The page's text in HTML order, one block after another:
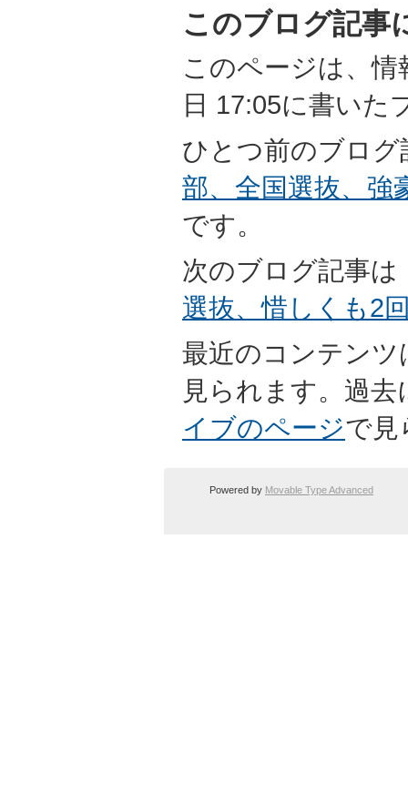
このブログ記事
このページは、情
日 17:05に書いた
ひとつ前のブログ
部、全国選抜、強
です。
次のブログ記事は
選抜、惜しくも2
最近のコンテンツ
見られます。過
イブのページで見
Powered by Movable Type Advanced